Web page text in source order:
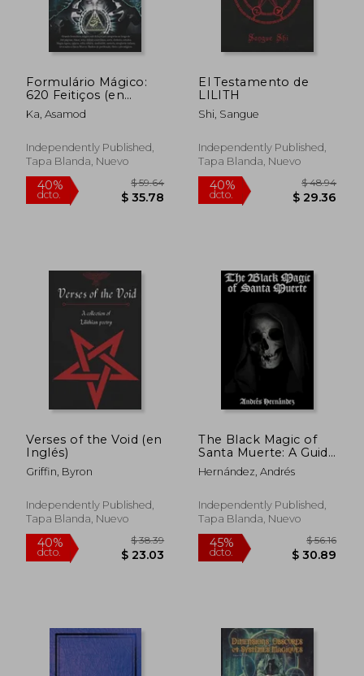
45% $ 67.57 40%
Formulário Mágico:
620 Feitiços (en
Portugués)
Ka, Asamod
Independently Published,
Tapa Blanda, Nuevo
El Testamento de
LILITH
Shi, Sangue
Independently Published,
Tapa Blanda, Nuevo
Verses of the Void (en
Inglés)
Griffin, Byron
Independently Published,
Tapa Blanda, Nuevo
The Black Magic of
Santa Muerte: A Guide
to the Spells, Rituals,
and Offerings of Holy
Hernández, Andrés
Independently Published,
Tapa Blanda, Nuevo